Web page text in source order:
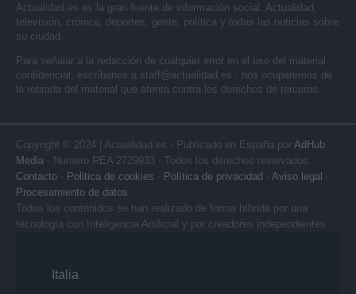
Actualidad.es es la gran fuente de información social. Actualidad,
televisión, crónica, deportes, gente, política y todas las noticias sobre
su ciudad.
Para señalar a la redacción de cualquier error en el uso del material
confidencial, escríbanos a staff@actualidad.es : nos ocuparemos de
la retirada del material que atenta contra los derechos de terceros.
Copyright © 2024 | Actualidad.es - Publicado en España por AdHub
Media - Numero REA 2729933 - Todos los derechos reservados.
Contacto - Politica de cookies - Política de privacidad - Aviso legal -
Procesamiento de datos
Todos los contenidos se han realizado de forma híbrida por una
tecnología con Inteligencia Artificial y por creadores independientes
Italia